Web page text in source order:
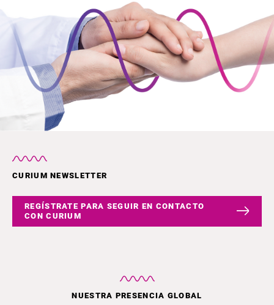
CURIUM NEWSLETTER
REGÍSTRATE PARA SEGUIR EN CONTACTO
CON CURIUM
NUESTRA PRESENCIA GLOBAL